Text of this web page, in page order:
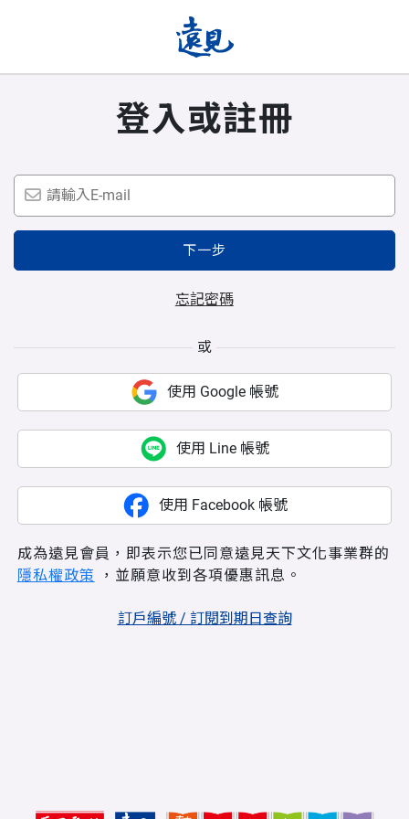
登入或註冊
下一步
忘記密碼
或
使用 Google 帳號
使用 Line 帳號
使用 Facebook 帳號
成為遠見會員，即表示您已同意遠見天下文化事業群的
隱私權政策 ，並願意收到各項優惠訊息。
訂戶編號 / 訂閱到期日查詢